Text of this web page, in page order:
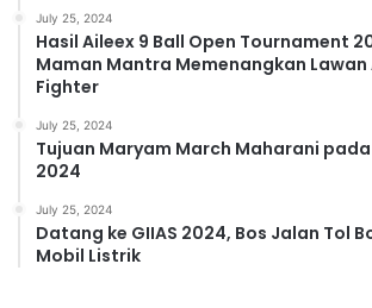
July 25, 2024
Hasil Aileex 9 Ball Open Tournament
Maman Mantra Memenangkan Lawan
Fighter
July 25, 2024
Tujuan Maryam March Maharani
2024
July 25, 2024
Datang ke GIIAS 2024, Bos Jalan Tol
Mobil Listrik